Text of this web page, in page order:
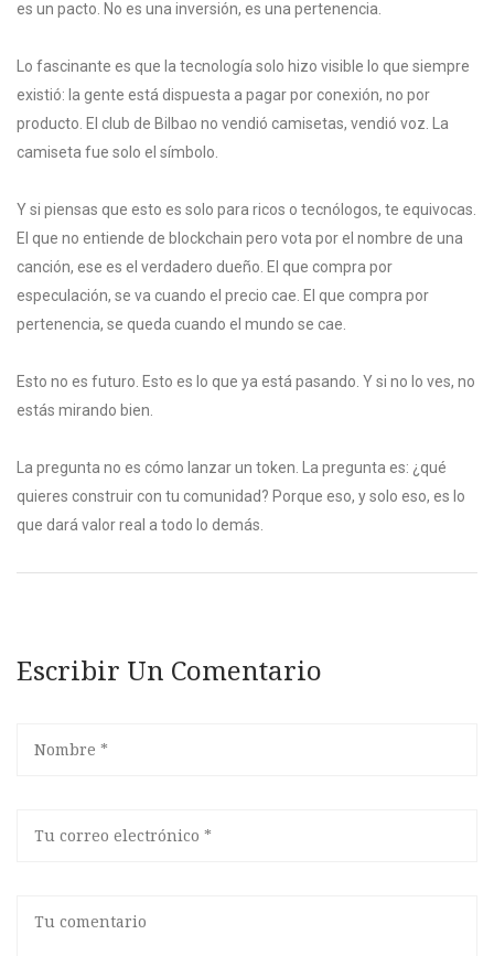
es un pacto. No es una inversión, es una pertenencia.
Lo fascinante es que la tecnología solo hizo visible lo que siempre
existió: la gente está dispuesta a pagar por conexión, no por
producto. El club de Bilbao no vendió camisetas, vendió voz. La
camiseta fue solo el símbolo.
Y si piensas que esto es solo para ricos o tecnólogos, te equivocas.
El que no entiende de blockchain pero vota por el nombre de una
canción, ese es el verdadero dueño. El que compra por
especulación, se va cuando el precio cae. El que compra por
pertenencia, se queda cuando el mundo se cae.
Esto no es futuro. Esto es lo que ya está pasando. Y si no lo ves, no
estás mirando bien.
La pregunta no es cómo lanzar un token. La pregunta es: ¿qué
quieres construir con tu comunidad? Porque eso, y solo eso, es lo
que dará valor real a todo lo demás.
Escribir Un Comentario